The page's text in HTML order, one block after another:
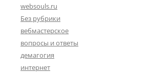
websouls.ru
Без рубрики
вебмастерское
вопросы и ответы
демагогия
интернет